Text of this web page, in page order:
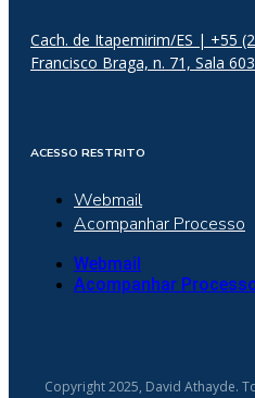
Cach. de Itapemirim/ES | +55
Francisco Braga, n. 71, Sala
ACESSO RESTRITO
Webmail
Acompanhar Processo
Webmail
Acompanhar
Copyright 2025, David Athayde.